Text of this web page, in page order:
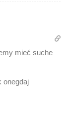
mieć suche
onegdaj